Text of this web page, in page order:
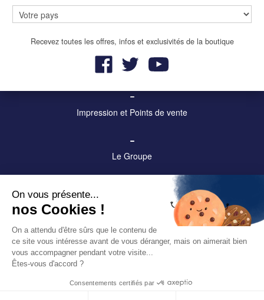
Recevez toutes les offres, infos et exclusivités de la boutique
–
Panneaux et écrans digitaux
Mobilier urbain et affichage
–
Impression et Points de vente
–
Le Groupe
–
Mentions légales
Prismaflex int. / 309 route de Lyon, CS 50001 / 69610 Haute-Rivoire,
On vous présente...
nos Cookies !
On a attendu d'être sûrs que le contenu de
ce site vous intéresse avant de vous déranger, mais on aimerait bien
vous accompagner pendant votre visite...
Êtes-vous d'accord ?
Consentements certifiés par